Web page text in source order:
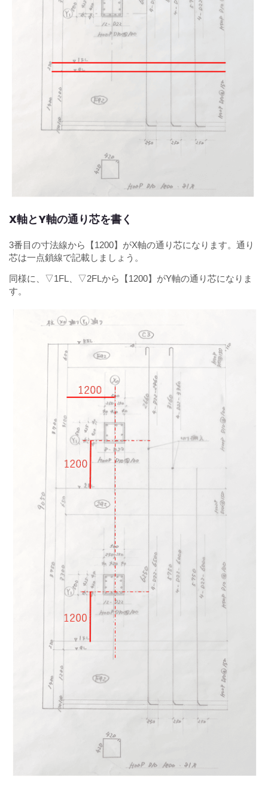
X軸とY軸の通り芯を書く
3番目の寸法線から【1200】がX軸の通り芯になります。通り
芯は一点鎖線で記載しましょう。
同様に、▽1FL、▽2FLから【1200】がY軸の通り芯になりま
す。